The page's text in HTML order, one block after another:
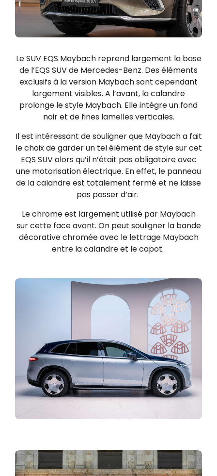
Le SUV EQS Maybach reprend largement la base
de l’EQS SUV de Mercedes-Benz. Des éléments
exclusifs à la version Maybach sont cependant
largement visibles. A l’avant, la calandre
prolonge le style Maybach. Elle intègre un fond
noir et de fines lamelles verticales.
Il est intéressant de souligner que Maybach a fait
le choix de garder un tel élément de style sur cet
EQS SUV alors qu’il n’était pas obligatoire avec
une motorisation électrique. En effet, le panneau
de la calandre est totalement fermé et ne laisse
pas passer d’air.
Le chrome est largement utilisé par Maybach
sur cette face avant. On peut souligner la bande
décorative chromée avec le lettrage Maybach
entre la calandre et le capot.